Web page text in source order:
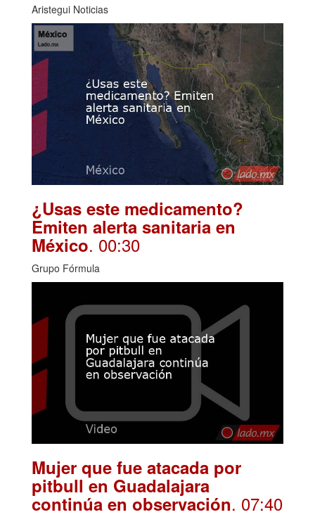
Aristegui Noticias
¿Usas este medicamento?
Emiten alerta sanitaria en
México. 00:30
Grupo Fórmula
Mujer que fue atacada por
pitbull en Guadalajara
continúa en observación. 07:40